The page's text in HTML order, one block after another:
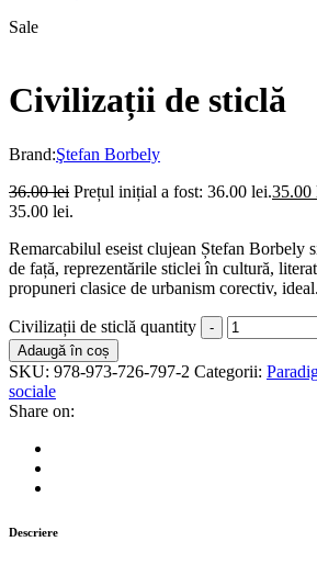
Sale
Civilizații de sticlă
Brand:Ştefan Borbely
36.00lei Prețul inițial a fost: 36.00 lei.35.00
35.00 lei.
Remarcabilul eseist clujean Ștefan Borbely
de față, reprezentările sticlei în cultură,
propuneri clasice de urbanism corectiv, ideal.
Civilizații de sticlă quantity
Adaugă în coș
SKU: 978-973-726-797-2 Categorii:
sociale
Share on:
Descriere